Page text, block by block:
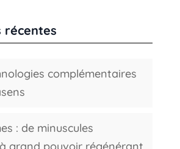
récentes
complémentaires
: de minuscules